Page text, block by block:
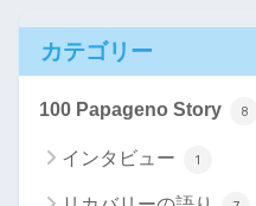
カテゴリー
100 Papageno Story 8
インタビュー 1